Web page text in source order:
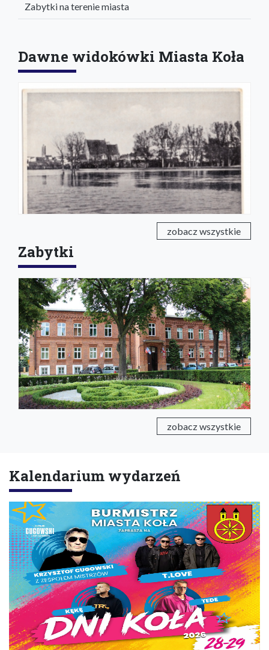
Zabytki na terenie miasta
Dawne widokówki Miasta Koła
zobacz wszystkie
Zabytki
zobacz wszystkie
Kalendarium wydarzeń